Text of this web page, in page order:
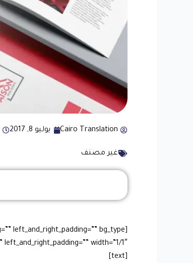
Cairo Translation يوليو 8, 2017
غير مصنف
[text]